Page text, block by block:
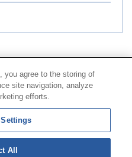
|Reclamaciones
|Zona Privada Comisión de
Zona Privada Proveedor
del sitio | Aviso legal
Datos
you agree to the storing of
site navigation, analyze
efforts.
All